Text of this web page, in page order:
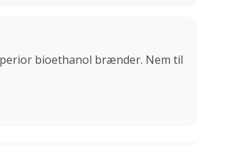
bioethanol brænder. Nem til